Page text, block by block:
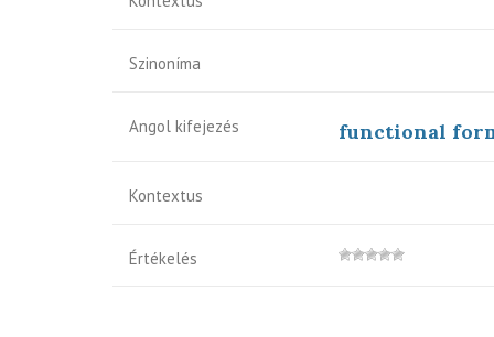
Szinoníma
Angol kifejezés functional
Kontextus
Értékelés